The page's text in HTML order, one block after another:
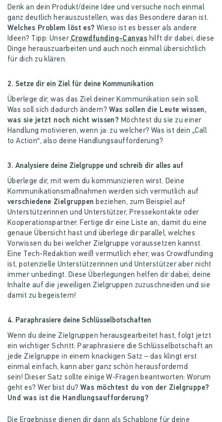
Denk an dein Produkt/deine Idee und versuche noch einmal
ganz deutlich herauszustellen, was das Besondere daran ist.
Welches Problem löst es? Wieso ist es besser als andere
Ideen? Tipp: UnserCrowdfunding-Canvas hilft dir dabei, diese
Dinge herauszuarbeiten und auch noch einmal übersichtlich
für dich zu klären.
2. Setze dir ein Ziel für deine Kommunikation
Überlege dir, was das Ziel deiner Kommunikation sein soll.
Was soll sich dadurch ändern? Was sollen die Leute wissen,
was sie jetzt noch nicht wissen? Möchtest du sie zu einer
Handlung motivieren, wenn ja: zu welcher? Was ist dein „Call
to Action“, also deine Handlungsaufforderung?
3. Analysiere deine Zielgruppe und schreib dir alles auf
Überlege dir, mit wem du kommunizieren wirst. Deine
Kommunikationsmaßnahmen werden sich vermutlich auf
verschiedene Zielgruppen beziehen, zum Beispiel auf
Unterstützerinnen und Unterstützer, Pressekontakte oder
Kooperationspartner. Fertige dir eine Liste an, damit du eine
genaue Übersicht hast und überlege dir parallel, welches
Vorwissen du bei welcher Zielgruppe voraussetzen kannst.
Eine Tech-Redaktion weiß vermutlich eher, was Crowdfunding
ist, potenzielle Unterstützerinnen und Unterstützer aber nicht
immer unbedingt. Diese Überlegungen helfen dir dabei, deine
Inhalte auf die jeweiligen Zielgruppen zuzuschneiden und sie
damit zu begeistern!
4. Paraphrasiere deine Schlüsselbotschaften
Wenn du deine Zielgruppen herausgearbeitet hast, folgt jetzt
ein wichtiger Schritt: Paraphrasiere die Schlüsselbotschaft an
jede Zielgruppe in einem knackigen Satz – das klingt erst
einmal einfach, kann aber ganz schön herausfordernd
sein! Dieser Satz sollte einige W-Fragen beantworten: Worum
geht es? Wer bist du? Was möchtest du von der Zielgruppe?
Und was ist die Handlungsaufforderung?
Die Ergebnisse dienen dir dann als Schablone für deine